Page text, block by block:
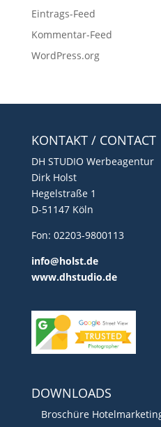
Eintrags-Feed
Kommentar-Feed
WordPress.org
KONTAKT / CONTACT
DH STUDIO Werbeagentur
Dirk Holst
Hegelstraße 1
D-51147 Köln
Fon: 02203-9800113
info@holst.de
www.dhstudio.de
DOWNLOADS
Broschüre